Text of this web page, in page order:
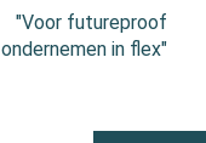
"Voor futureproof
ondernemen in flex"